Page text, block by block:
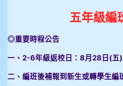
五年級編
◎重要時程公告
一、2-6年級返校日：8月28日(五)
二、編班後補報到新生或轉學生